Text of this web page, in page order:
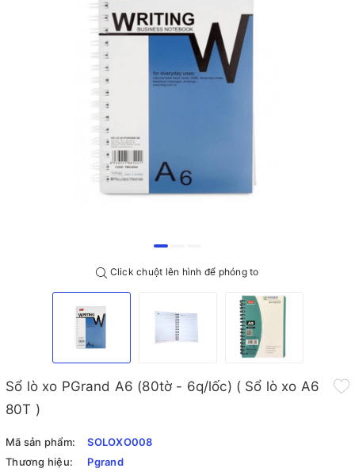
Click chuột lên hình để phóng to
Sổ lò xo PGrand A6 (80tờ - 6q/lốc) ( Sổ lò xo A6
80T )
Mã sản phẩm:
SOLOXO008
Thương hiệu:
Pgrand